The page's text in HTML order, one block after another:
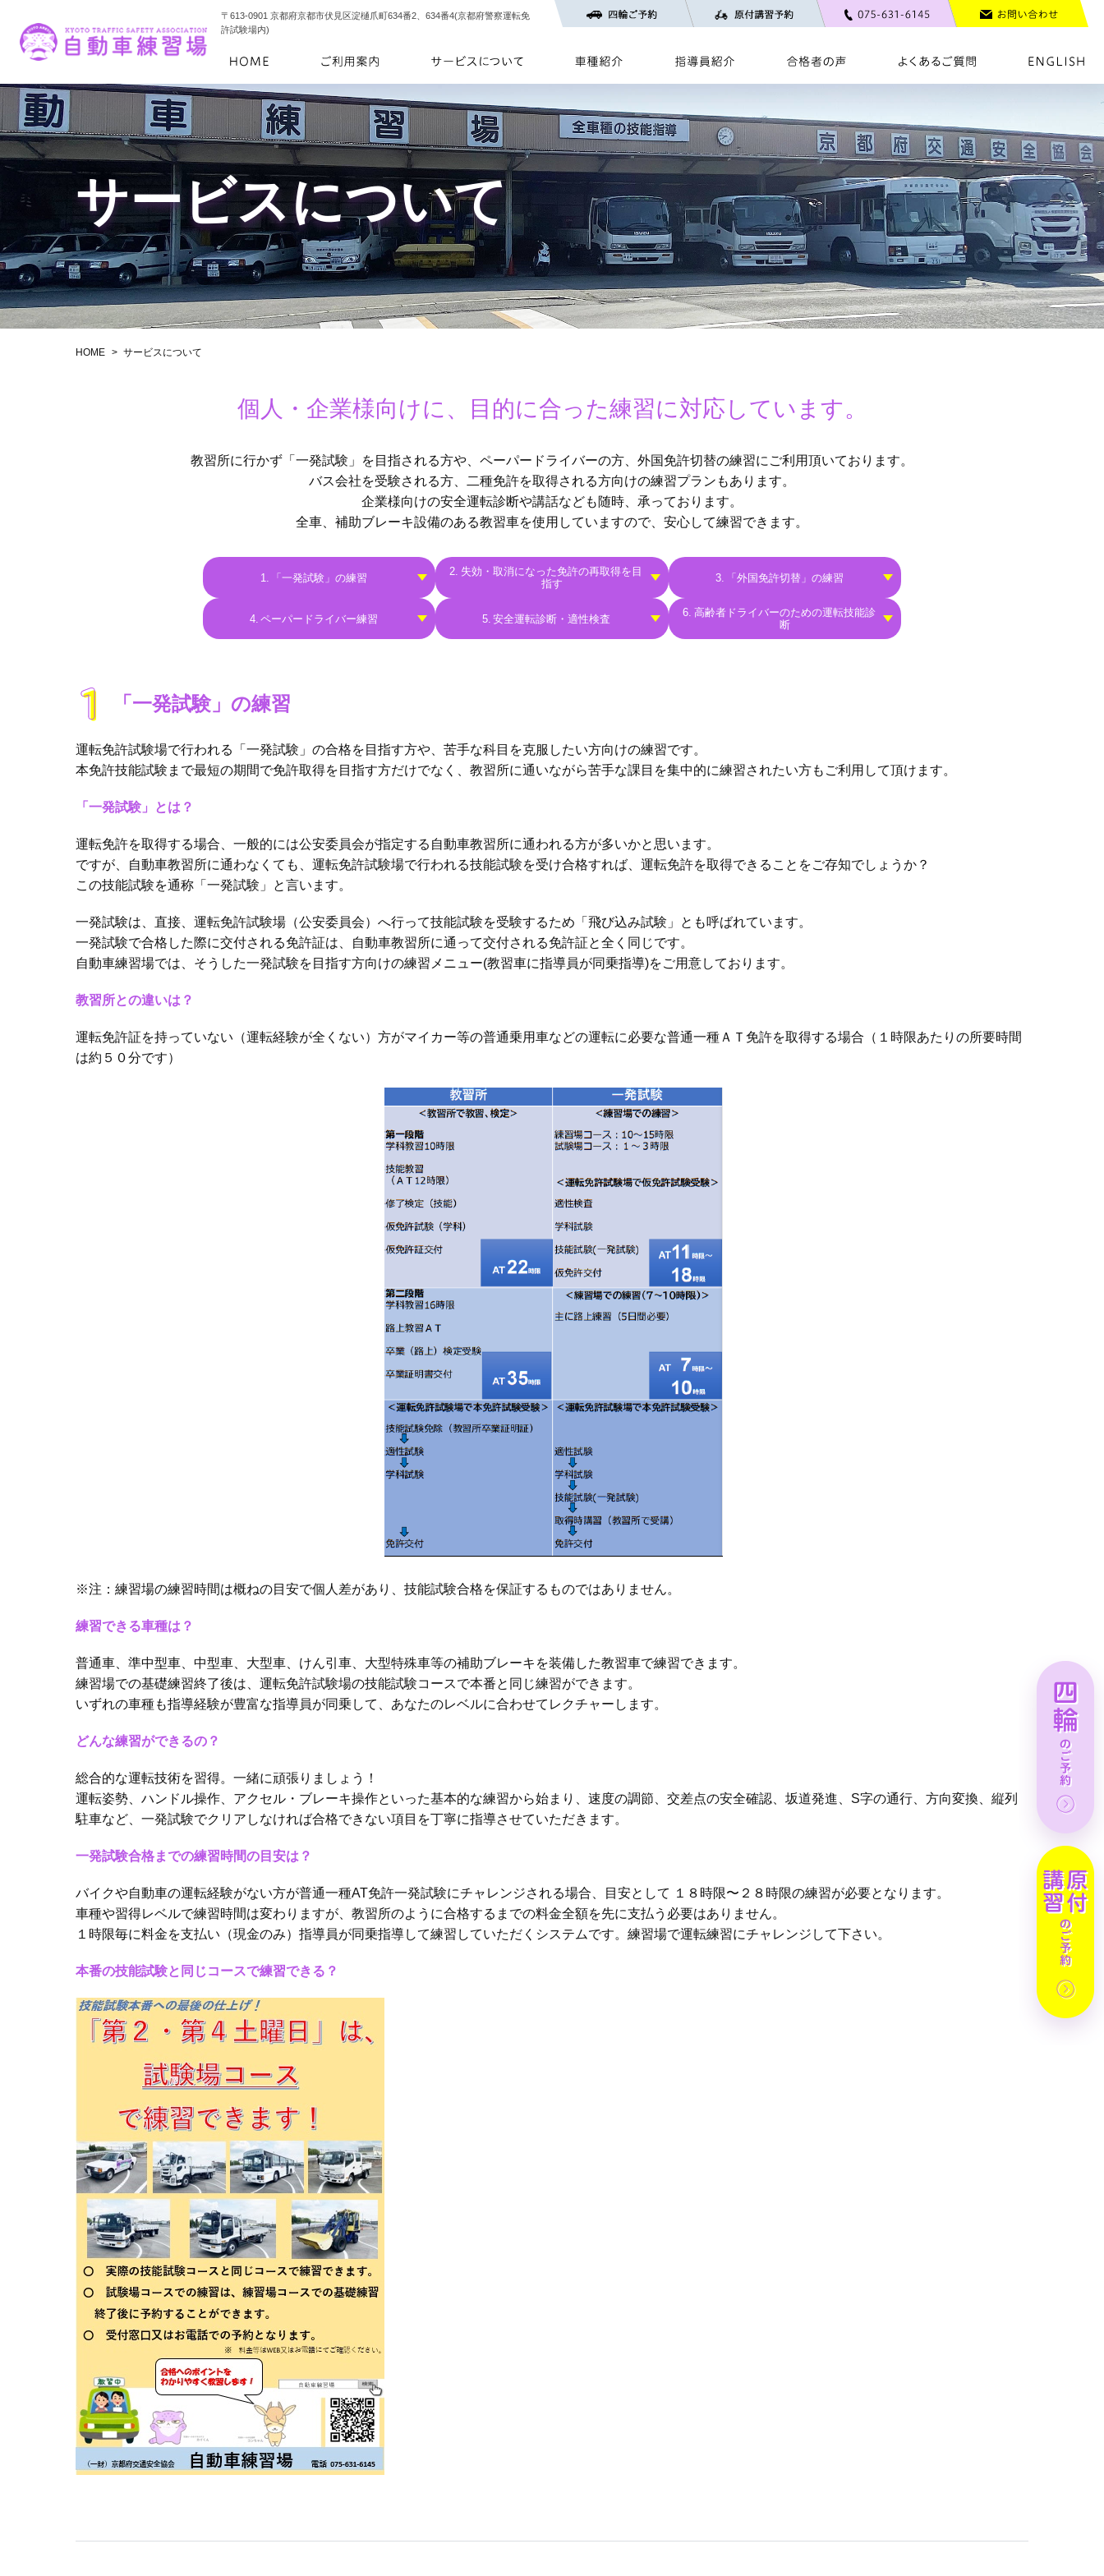
〒613-0901 京都府京都市伏見区淀樋爪町634番2、634番4(京都府警察運転免
許試験場内)
サービスについて
HOME サービスについて
個⼈・企業様向けに、⽬的に合った練習に対応しています。
教習所に⾏かず「⼀発試験」を⽬指される⽅や、ペーパードライバーの⽅、外国免許切替の練習にご利⽤頂いております。
バス会社を受験される⽅、⼆種免許を取得される⽅向けの練習プランもあります。
企業様向けの安全運転診断や講話なども随時、承っております。
全車、補助ブレーキ設備のある教習車を使用していますので、安心して練習できます。
「一発試験」の練習
失効・取消になった免許の再取得を目
指す
「外国免許切替」の練習
ペーパードライバー練習 安全運転診断・適性検査
高齢者ドライバーのための運転技能診
断
「一発試験」の練習
運転免許試験場で行われる「⼀発試験」の合格を⽬指す⽅や、苦⼿な科⽬を克服したい⽅向けの練習です。
本免許技能試験まで最短の期間で免許取得を⽬指す⽅だけでなく、教習所に通いながら苦⼿な課⽬を集中的に練習されたい⽅もご利⽤して頂けます。
「一発試験」とは？
運転免許を取得する場合、⼀般的には公安委員会が指定する⾃動⾞教習所に通われる⽅が多いかと思います。
ですが、⾃動⾞教習所に通わなくても、運転免許試験場で行われる技能試験を受け合格すれば、運転免許を取得できることをご存知でしょうか？
この技能試験を通称「一発試験」と言います。
⼀発試験は、直接、運転免許試験場（公安委員会）へ⾏って技能試験を受験するため「⾶び込み試験」とも呼ばれています。
⼀発試験で合格した際に交付される免許証は、⾃動⾞教習所に通って交付される免許証と全く同じです。
⾃動⾞練習場では、そうした⼀発試験を⽬指す⽅向けの練習メニュー(教習⾞に指導員が同乗指導)をご⽤意しております。
教習所との違いは？
運転免許証を持っていない（運転経験が全くない）⽅がマイカー等の普通乗⽤⾞などの運転に必要な普通⼀種ＡＴ免許を取得する場合（１時限あたりの所要時間
は約５０分です）
※注：練習場の練習時間は概ねの⽬安で個⼈差があり、技能試験合格を保証するものではありません。
練習できる⾞種は？
普通⾞、準中型車、中型車、⼤型⾞、けん引⾞、⼤型特殊⾞等の補助ブレーキを装備した教習車で練習できます。
練習場での基礎練習終了後は、運転免許試験場の技能試験コースで本番と同じ練習ができます。
いずれの⾞種も指導経験が豊富な指導員が同乗して、あなたのレベルに合わせてレクチャーします。
どんな練習ができるの？
総合的な運転技術を習得。⼀緒に頑張りましょう！
運転姿勢、ハンドル操作、アクセル・ブレーキ操作といった基本的な練習から始まり、速度の調節、交差点の安全確認、坂道発進、S字の通⾏、⽅向変換、縦列
駐⾞など、⼀発試験でクリアしなければ合格できない項⽬を丁寧に指導させていただきます。
⼀発試験合格までの練習時間の⽬安は？
バイクや⾃動⾞の運転経験がない⽅が普通⼀種AT免許⼀発試験にチャレンジされる場合、⽬安として １８時限〜２８時限の練習が必要となります。
⾞種や習得レベルで練習時間は変わりますが、教習所のように合格するまでの料⾦全額を先に⽀払う必要はありません。
１時限毎に料⾦を⽀払い（現⾦のみ）指導員が同乗指導して練習していただくシステムです。練習場で運転練習にチャレンジして下さい。
本番の技能試験と同じコースで練習できる？